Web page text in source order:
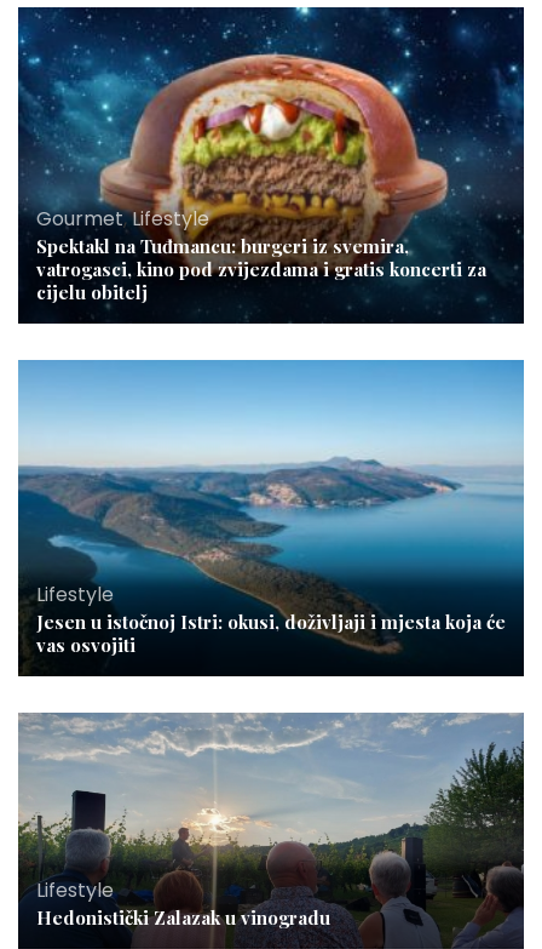
Gourmet,Lifestyle
Spektakl na Tuđmancu: burgeri iz svemira,
vatrogasci, kino pod zvijezdama i gratis koncerti za
cijelu obitelj
Lifestyle
Jesen u istočnoj Istri: okusi, doživljaji i mjesta koja će
vas osvojiti
Lifestyle
Hedonistički Zalazak u vinogradu